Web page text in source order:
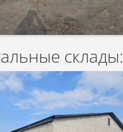
склады: